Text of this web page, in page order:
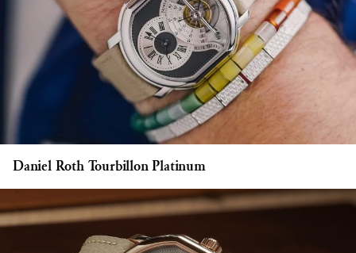
Daniel Roth Tourbillon Platinum